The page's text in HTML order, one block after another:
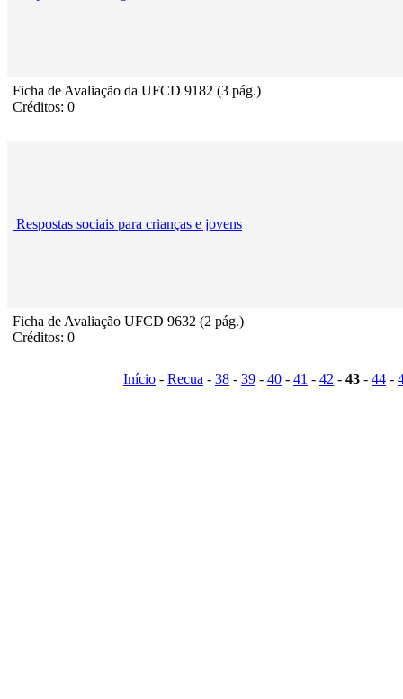
Ficha de Avaliação da UFCD 9182 (3 pág.)
Créditos: 0
Respostas sociais para crianças e jovens
Ficha de Avaliação UFCD 9632 (2 pág.)
Créditos: 0
Início - Recua - 38 - 39 - 40 - 41 - 42 - 43 - 44 -